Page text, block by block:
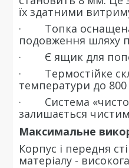
їх здатними
· Топка оснащена
подовження шляху
· Є ящик для
· Термостійке
температури до 800
· Система
залишається
Максимальне
Корпус і передня
матеріалу -